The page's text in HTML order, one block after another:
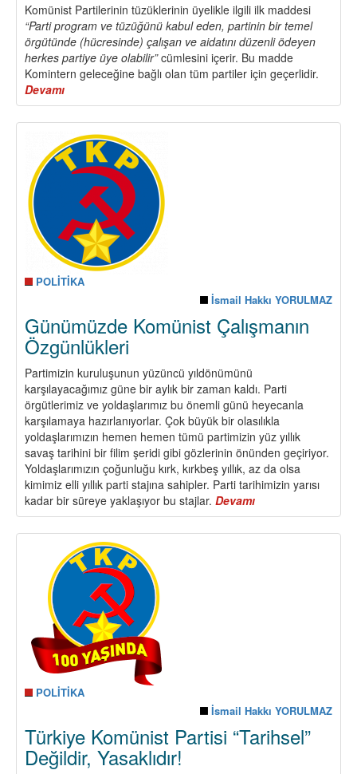
Komünist Partilerinin tüzüklerinin üyelikle ilgili ilk maddesi
“Parti program ve tüzüğünü kabul eden, partinin bir temel
örgütünde (hücresinde) çalışan ve aidatını düzenli ödeyen
herkes partiye üye olabilir”cümlesini içerir. Bu madde
Komintern geleceğine bağlı olan tüm partiler için geçerlidir.
Devamı
Program
ve
Politika
Üzerine
(I)
POLİTİKA
İsmail Hakkı YORULMAZ
Günümüzde Komünist Çalışmanın
Özgünlükleri
Partimizin kuruluşunun yüzüncü yıldönümünü
karşılayacağımız güne bir aylık bir zaman kaldı. Parti
örgütlerimiz ve yoldaşlarımız bu önemli günü heyecanla
karşılamaya hazırlanıyorlar. Çok büyük bir olasılıkla
yoldaşlarımızın hemen hemen tümü partimizin yüz yıllık
savaş tarihini bir filim şeridi gibi gözlerinin önünden geçiriyor.
Yoldaşlarımızın çoğunluğu kırk, kırkbeş yıllık, az da olsa
kimimiz elli yıllık parti stajına sahipler. Parti tarihimizin yarısı
kadar bir süreye yaklaşıyor bu stajlar. Devamı
Günümüzde
Komünist
POLİTİKA
İsmail Hakkı YORULMAZ
Türkiye Komünist Partisi “Tarihsel”
Değildir, Yasaklıdır!